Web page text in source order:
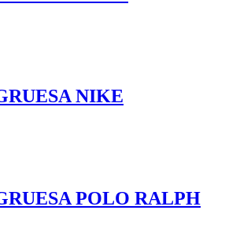
NIKE
POLO RALPH